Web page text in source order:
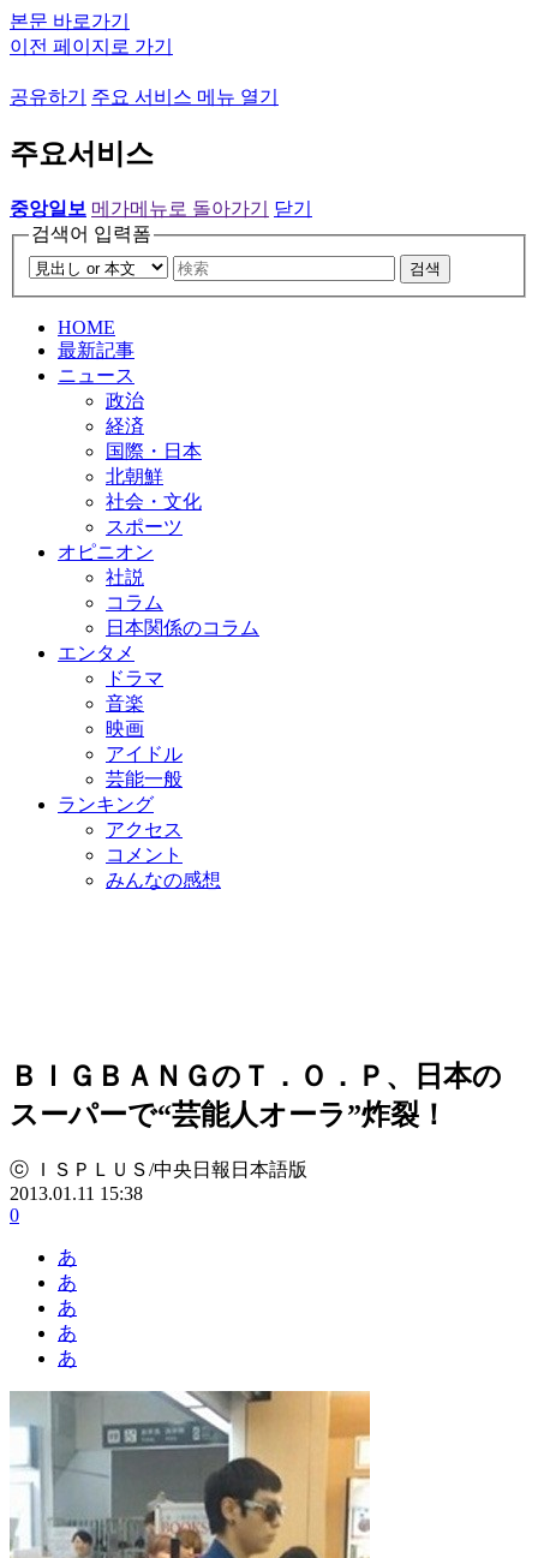
본문 바로가기
이전 페이지로 가기
공유하기 주요 서비스 메뉴 열기
주요서비스
중앙일보 메가메뉴로 돌아가기
닫기
검색어 입력폼
검색
HOME
最新記事
ニュース
政治
経済
国際・日本
北朝鮮
社会・文化
スポーツ
オピニオン
社説
コラム
日本関係のコラム
エンタメ
ドラマ
音楽
映画
アイドル
芸能一般
ランキング
アクセス
コメント
みんなの感想
ＢＩＧＢＡＮＧのＴ．Ｏ．Ｐ、日本の
スーパーで“芸能人オーラ”炸裂！
ⓒ ＩＳＰＬＵＳ/中央日報日本語版
2013.01.11 15:38
0
あ
あ
あ
あ
あ